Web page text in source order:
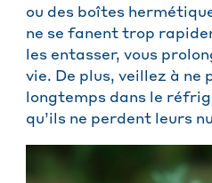
ou des boîtes
ne se fanent trop
les entasser, vous
vie. De plus, veillez à ne
longtemps dans le
qu’ils ne perdent leurs